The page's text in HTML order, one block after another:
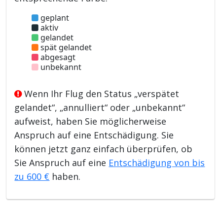
geplant
aktiv
gelandet
spät gelandet
abgesagt
unbekannt
Wenn Ihr Flug den Status „verspätet
gelandet“, „annulliert“ oder „unbekannt“
aufweist, haben Sie möglicherweise
Anspruch auf eine Entschädigung. Sie
können jetzt ganz einfach überprüfen, ob
Sie Anspruch auf eine Entschädigung von bis
zu 600 € haben.